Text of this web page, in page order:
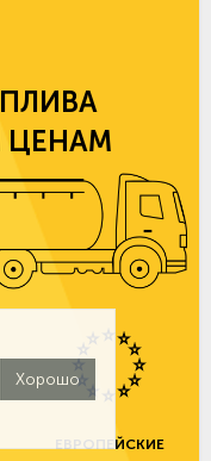
ЕВРОПЕЙСКИЕ
Хорошо